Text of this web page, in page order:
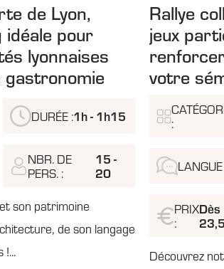
de Lyon,
idéale pour
lyonnaises
gastronomie
DURÉE :1h - 1h15
NBR. DE
PERS. :
15 -
20
son patrimoine
de son langage
!...
Rallye
jeux
votre
:
PRIX
:
Dès
Découvrez